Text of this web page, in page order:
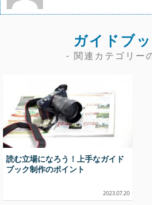
ガイドブ
- 関連カテゴリー
読む立場になろう！上手なガイド
ブック制作のポイント
2023.07.20